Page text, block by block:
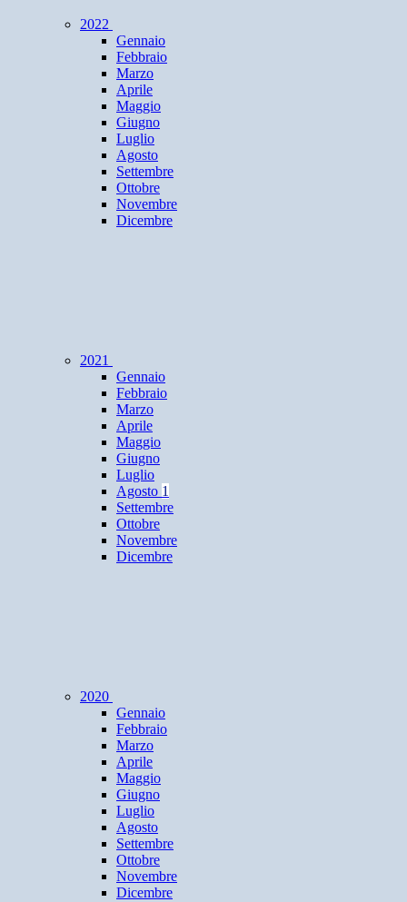
2022
Gennaio
Febbraio
Marzo
Aprile
Maggio
Giugno
Luglio
Agosto
Settembre
Ottobre
Novembre
Dicembre
2021
Gennaio
Febbraio
Marzo
Aprile
Maggio
Giugno
Luglio
Agosto 1
Settembre
Ottobre
Novembre
Dicembre
2020
Gennaio
Febbraio
Marzo
Aprile
Maggio
Giugno
Luglio
Agosto
Settembre
Ottobre
Novembre
Dicembre